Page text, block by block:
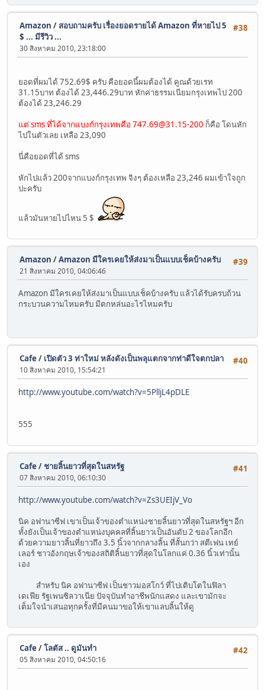
#38
Amazon / สอบถามครับ เรื่องยอดรายได้ Amazon ที่หายไป 5
$ ... มีรีวิว ...
30 สิงหาคม 2010, 23:18:00
ยอดที่ผมได้ 752.69$ ครับ คือยอดนี้ผมต้องได้ คูณด้วยเรท
31.15บาท ต้องได้ 23,446.29บาท หักค่าธรรมเนียมกรุงเทพไป 200
ต้องได้ 23,246.29
แต่ sms ที่ได้จากแบงก์กรุงเทพคือ 747.69@31.15-200 ก็คือ โดนหัก
ไปในตัวเลย เหลือ 23,090
นี่คือยอดที่ได้ sms
หักไปแล้ว 200จากแบงก์กรุงเทพ จิงๆ ต้องเหลือ 23,246 ผมเข้าใจถูก
ปะครับ
แล้วมันหายไปไหน 5 $
#39
Amazon /Amazon มีใครเคยให้ส่งมาเป็นแบบเช็คบ้างครับ
21 สิงหาคม 2010, 04:06:46
Amazon มีใครเคยให้ส่งมาเป็นแบบเช็คบ้างครับ แล้วได้รับครบถ้วน
กระบวนความไหมครับ มีตกหล่นอะไรไหมครับ
#40
Cafe/ เปิดตัว 3 ท่าใหม่ หลังดังเป็นพลุแตกจากท่าดีใจตกปลา
10 สิงหาคม 2010, 15:54:21
http://www.youtube.com/watch?v=5PlljL4pDLE
555
#41
Cafe/ ชายลิ้นยาวที่สุดในสหรัฐ
07 สิงหาคม 2010, 06:10:30
http://www.youtube.com/watch?v=Zs3UEIjV_Vo
นิค อฟานาซีฟ เขาเป็นเจ้าของตำแหน่งชายลิ้นยาวที่สุดในสหรัฐฯ อีก
ทั้งยังเป็นเจ้าของตำแหน่งบุคคลที่ลิ้นยาวเป็นอันดับ 2 ของโลกอีก
ด้วยความยาวลิ้นที่ยาวถึง 3.5 นิ้วจากกลางลิ้น ที่สั้นกว่า สตีเฟน เทย์
เลอร์ ชาวอังกฤษเจ้าของสถิติลิ้่นยาวที่สุดในโลกแค่ 0.36 นิ้วเท่านั้น
เอง
สำหรับ นิค อฟานาซีฟ เป็นชาวมอสโกว์ ที่ไปเติบโตในฟิลา
เดเฟีย รัฐเพนซิลวาเนีย ปัจจุบันทำอาชีพนักแสดง และเขามักจะ
เต็มใจนำเสนอทุกครั้งที่มีคนมาขอให้เขาแลบลิ้นให้ดู
#42
Cafe/โลตัส .. ดูมันทำ
05 สิงหาคม 2010, 04:50:16